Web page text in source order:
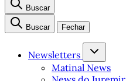
Buscar
Buscar Fechar
Newsletters
Matinal News